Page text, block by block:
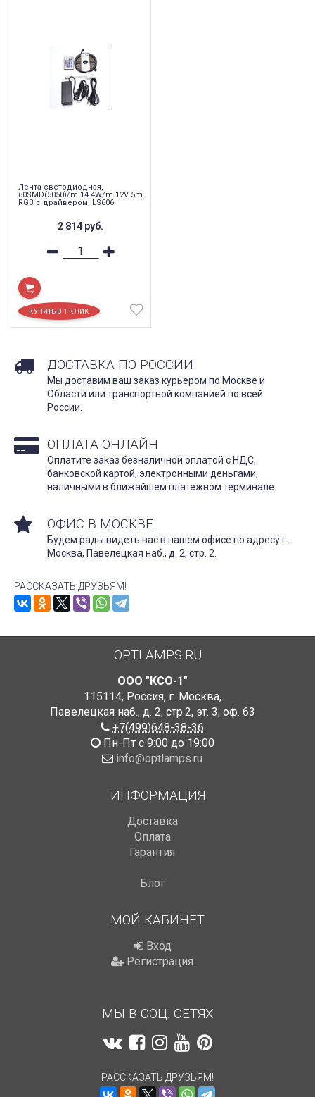
Лента светодиодная,
60SMD(5050)/m 14.4W/m 12V 5m
RGB c драйвером, LS606
2 814 руб.
ДОСТАВКА ПО РОССИИ
Мы доставим ваш заказ курьером по Москве и
Области или транспортной компанией по всей
России.
ОПЛАТА ОНЛАЙН
Оплатите заказ безналичной оплатой с НДС,
банковской картой, электронными деньгами,
наличными в ближайшем платежном терминале.
ОФИС В МОСКВЕ
Будем рады видеть вас в нашем офисе по адресу г.
Москва, Павелецкая наб., д. 2, стр. 2.
РАССКАЗАТЬ ДРУЗЬЯМ!
OPTLAMPS.RU
ООО "КСО-1"
115114, Россия, г. Москва,
Павелецкая наб., д. 2, стр.2, эт. 3, оф. 63
+7(499)648-38-36
Пн-Пт с 9:00 до 19:00
info@optlamps.ru
ИНФОРМАЦИЯ
Доставка
Оплата
Гарантия
Блог
МОЙ КАБИНЕТ
Вход
Регистрация
МЫ В СОЦ. СЕТЯХ
РАССКАЗАТЬ ДРУЗЬЯМ!